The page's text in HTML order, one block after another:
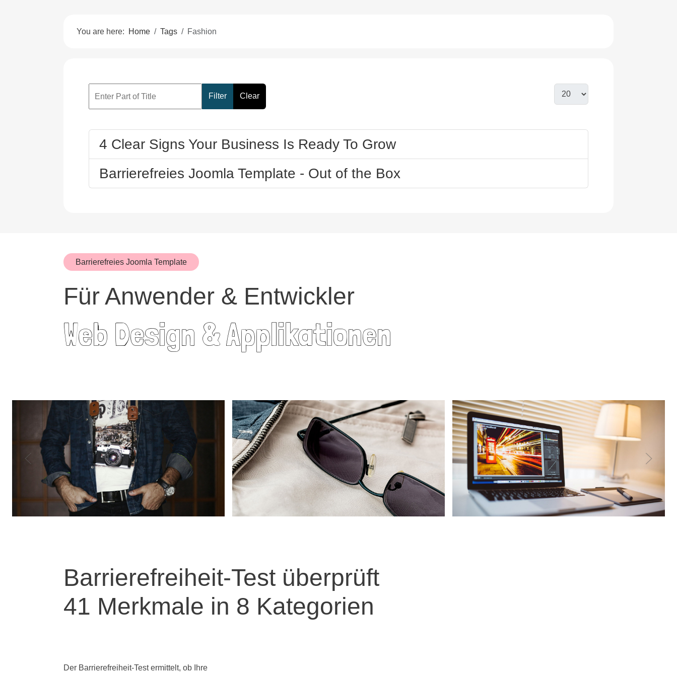
You are here: Home Tags Fashion
Filter Clear
4 Clear Signs Your Business Is Ready To Grow
Barrierefreies Joomla Template - Out of the Box
Barrierefreies Joomla Template
Für Anwender & Entwickler
Web Design & Applikationen
Barrierefreiheit-Test überprüft
41 Merkmale in 8 Kategorien
Der Barrierefreiheit-Test ermittelt, ob Ihre